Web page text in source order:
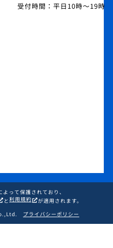
受付時間：平日10時～19時
って保護されており、
と利用規約
が適用されます。
プライバシーポリシー